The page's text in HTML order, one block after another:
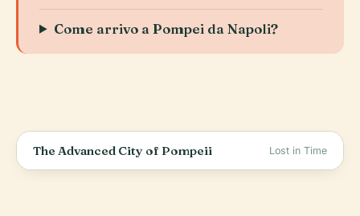
Come arrivo a Pompei da Napoli?
The Advanced City of Pompeii Lost in Time